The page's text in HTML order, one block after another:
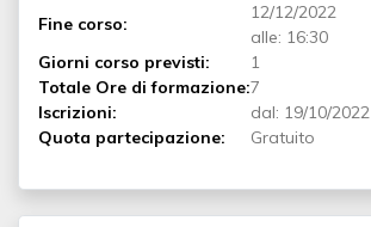
Fine corso:
12/12/2022
alle: 16:30
Giorni corso previsti:
1
Totale Ore di formazione:7
Iscrizioni:
dal: 19/10/2022
Quota partecipazione:
Gratuito